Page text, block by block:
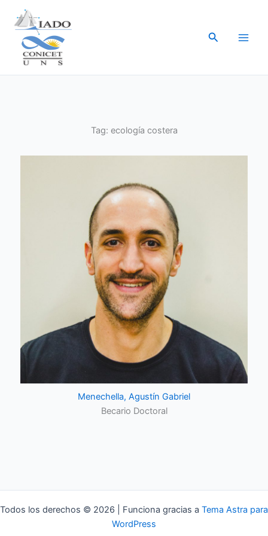
contenido
Buscar
Tag: ecología costera
Menechella, Agustín Gabriel
Becario Doctoral
Todos los derechos © 2026 | Funciona gracias a Tema Astra para
WordPress